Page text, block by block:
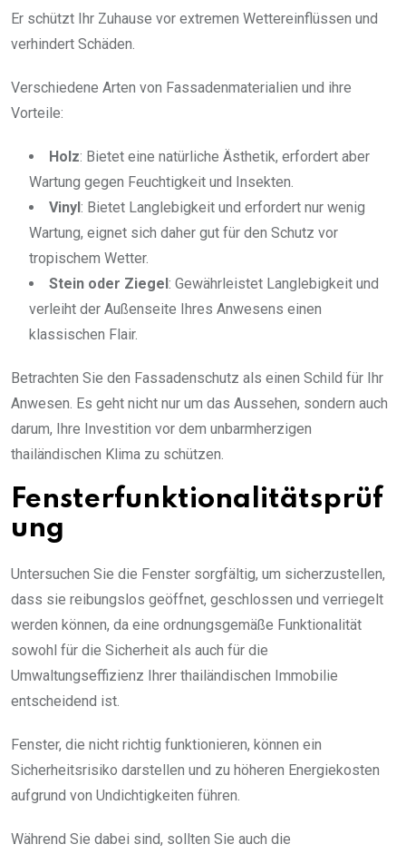
Er schützt Ihr Zuhause vor extremen Wettereinflüssen und
verhindert Schäden.
Verschiedene Arten von Fassadenmaterialien und ihre
Vorteile:
Holz: Bietet eine natürliche Ästhetik, erfordert aber
Wartung gegen Feuchtigkeit und Insekten.
Vinyl: Bietet Langlebigkeit und erfordert nur wenig
Wartung, eignet sich daher gut für den Schutz vor
tropischem Wetter.
Stein oder Ziegel: Gewährleistet Langlebigkeit und
verleiht der Außenseite Ihres Anwesens einen
klassischen Flair.
Betrachten Sie den Fassadenschutz als einen Schild für Ihr
Anwesen. Es geht nicht nur um das Aussehen, sondern auch
darum, Ihre Investition vor dem unbarmherzigen
thailändischen Klima zu schützen.
Fensterfunktionalitätsprüf
ung
Untersuchen Sie die Fenster sorgfältig, um sicherzustellen,
dass sie reibungslos geöffnet, geschlossen und verriegelt
werden können, da eine ordnungsgemäße Funktionalität
sowohl für die Sicherheit als auch für die
Umwaltungseffizienz Ihrer thailändischen Immobilie
entscheidend ist.
Fenster, die nicht richtig funktionieren, können ein
Sicherheitsrisiko darstellen und zu höheren Energiekosten
aufgrund von Undichtigkeiten führen.
Während Sie dabei sind, sollten Sie auch die